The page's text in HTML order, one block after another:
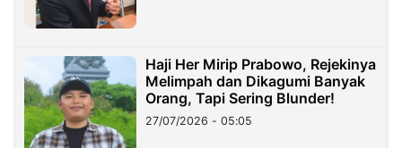
Haji Her Mirip Prabowo, Rejekinya
Melimpah dan Dikagumi Banyak
Orang, Tapi Sering Blunder!
27/07/2026 - 05:05